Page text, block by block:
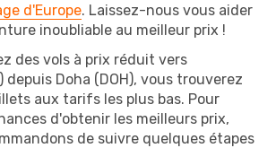
d'Europe. Laissez-nous vous aider
inoubliable au meilleur prix !
des vols à prix réduit vers
depuis Doha (DOH), vous trouverez
aux tarifs les plus bas. Pour
d'obtenir les meilleurs prix,
de suivre quelques étapes